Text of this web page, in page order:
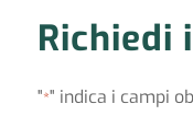
Richiedi
"*" indica i campi